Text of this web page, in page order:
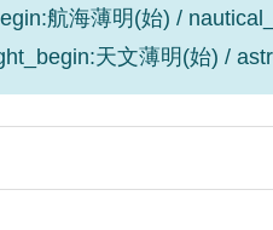
航海薄明(始) /
天文薄明(始) /